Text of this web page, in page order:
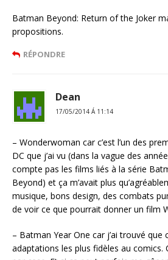
Batman Beyond: Return of the Joker
propositions.
RÉPONDRE
Dean
17/05/2014 Á 11:14
– Wonderwoman car c’est l’un des
DC que j’ai vu (dans la vague des
compte pas les films liés à la série
Beyond) et ça m’avait plus
musique, bons design, des combats
de voir ce que pourrait donner un film
– Batman Year One car j’ai trouvé que
adaptations les plus fidèles au comics.